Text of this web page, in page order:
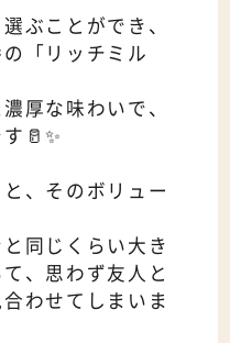
ぶことができ、
「リッチミル
厚な味わいで、
🥛✨
、そのボリュー
同じくらい大き
、思わず友人と
わせてしまいま